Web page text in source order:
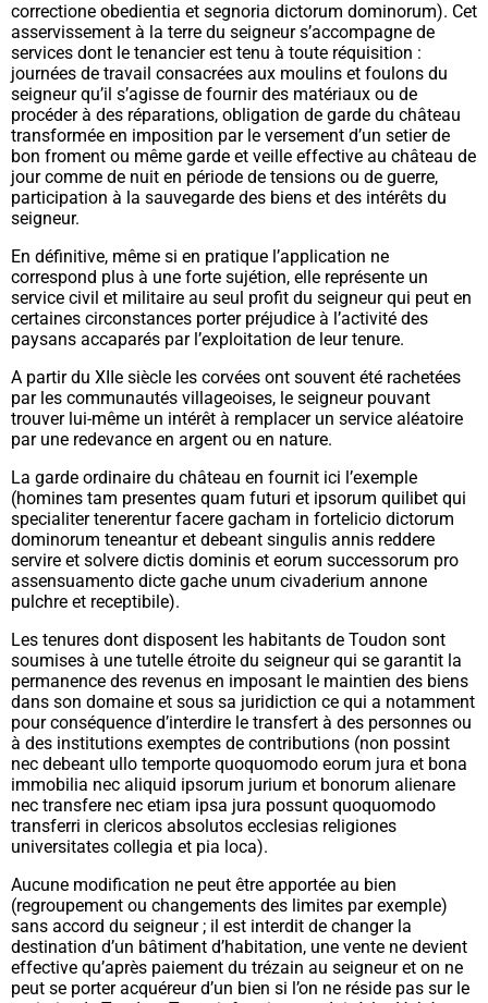
correctione obedientia et segnoria dictorum dominorum). Cet
asservissement à la terre du seigneur s’accompagne de
services dont le tenancier est tenu à toute réquisition :
journées de travail consacrées aux moulins et foulons du
seigneur qu’il s’agisse de fournir des matériaux ou de
procéder à des réparations, obligation de garde du château
transformée en imposition par le versement d’un setier de
bon froment ou même garde et veille effective au château de
jour comme de nuit en période de tensions ou de guerre,
participation à la sauvegarde des biens et des intérêts du
seigneur.
En définitive, même si en pratique l’application ne
correspond plus à une forte sujétion, elle représente un
service civil et militaire au seul profit du seigneur qui peut en
certaines circonstances porter préjudice à l’activité des
paysans accaparés par l’exploitation de leur tenure.
A partir du XIIe siècle les corvées ont souvent été rachetées
par les communautés villageoises, le seigneur pouvant
trouver lui-même un intérêt à remplacer un service aléatoire
par une redevance en argent ou en nature.
La garde ordinaire du château en fournit ici l’exemple
(homines tam presentes quam futuri et ipsorum quilibet qui
specialiter tenerentur facere gacham in fortelicio dictorum
dominorum teneantur et debeant singulis annis reddere
servire et solvere dictis dominis et eorum successorum pro
assensuamento dicte gache unum civaderium annone
pulchre et receptibile).
Les tenures dont disposent les habitants de Toudon sont
soumises à une tutelle étroite du seigneur qui se garantit la
permanence des revenus en imposant le maintien des biens
dans son domaine et sous sa juridiction ce qui a notamment
pour conséquence d’interdire le transfert à des personnes ou
à des institutions exemptes de contributions (non possint
nec debeant ullo temporte quoquomodo eorum jura et bona
immobilia nec aliquid ipsorum jurium et bonorum alienare
nec transfere nec etiam ipsa jura possunt quoquomodo
transferri in clericos absolutos ecclesias religiones
universitates collegia et pia loca).
Aucune modification ne peut être apportée au bien
(regroupement ou changements des limites par exemple)
sans accord du seigneur ; il est interdit de changer la
destination d’un bâtiment d’habitation, une vente ne devient
effective qu’après paiement du trézain au seigneur et on ne
peut se porter acquéreur d’un bien si l’on ne réside pas sur le